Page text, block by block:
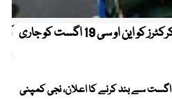
کیریبین پریمیئر لیگ ، قومی کرکٹرز کو این او سی 19 اگست کو جاری
میٹرو بس سروس 11 اگست سے بند کرنے کا اعلان، نجی کمپنی